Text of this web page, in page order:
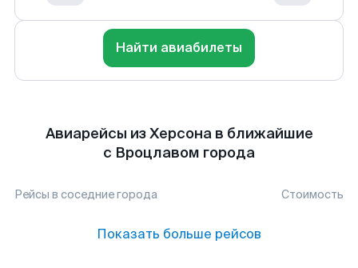
Найти авиабилеты
Авиарейсы из Херсона в ближайшие
с Вроцлавом города
Рейсы в соседние города Стоимость
Показать больше рейсов